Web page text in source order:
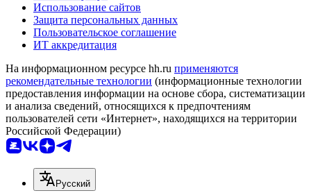
Использование сайтов
Защита персональных данных
Пользовательское соглашение
ИТ аккредитация
На информационном ресурсе hh.ru применяются
рекомендательные технологии (информационные технологии
предоставления информации на основе сбора, систематизации
и анализа сведений, относящихся к предпочтениям
пользователей сети «Интернет», находящихся на территории
Российской Федерации)
Русский